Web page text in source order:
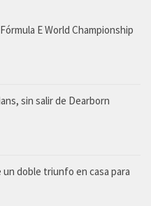
E World Championship
sin salir de Dearborn
un doble triunfo en casa para